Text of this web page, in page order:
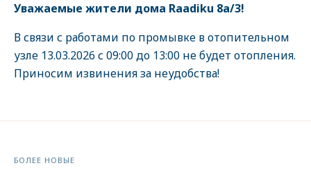
Уважаемые жители дома Raadiku 8a/3!
В связи с работами по промывке в отопительном
узле 13.03.2026 с 09:00 до 13:00 не будет отопления.
Приносим извинения за неудобства!
БОЛЕЕ НОВЫЕ